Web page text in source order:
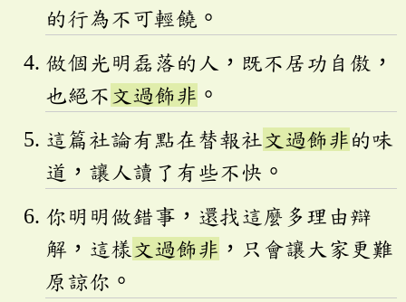
的行為不可輕饒。
做個光明磊落的人，既不居功自傲，
也絕不 文過飾非 。
這篇社論有點在替報社文過飾非的味
道，讓人讀了有些不快。
你明明做錯事，還找這麼多理由辯
解，這樣 文過飾非 ，只會讓大家更難
原諒你。